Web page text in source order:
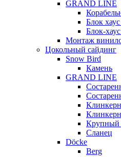
GRAND LINE
Блок
Блок-
Монтаж
Цокольный сайдинг
Snow Bird
Камень
GRAND LINE
Крупный
Сланец
Döcke
Berg